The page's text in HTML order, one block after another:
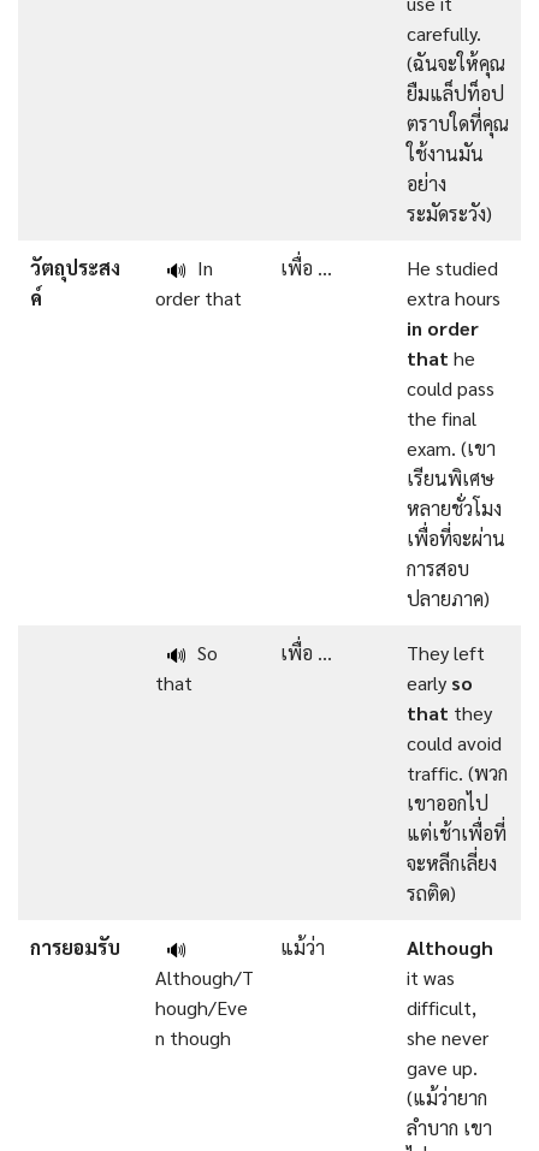
carefully.
(ฉันจะให้คุณ
ยืมแล็ปท็อป
ตราบใดที่คุณ
ใช้งานมัน
อย่าง
ระมัดระวัง)
วัตถุประสง
ค์
🔊 In
order that
เพื่อ …
He studied
extra hours
in order
that he
could pass
the final
exam. (เขา
เรียนพิเศษ
หลายชั่วโมง
เพื่อที่จะผ่าน
การสอบ
ปลายภาค)
🔊 So
that
เพื่อ …
They left
early so
that they
could avoid
traffic. (พวก
เขาออกไป
แต่เช้าเพื่อที่
จะหลีกเลี่ยง
รถติด)
การยอมรับ
🔊
Although/T
hough/Eve
n though
แม้ว่า
Although
it was
difficult,
she never
gave up.
(แม้ว่ายาก
ลำบาก เขา